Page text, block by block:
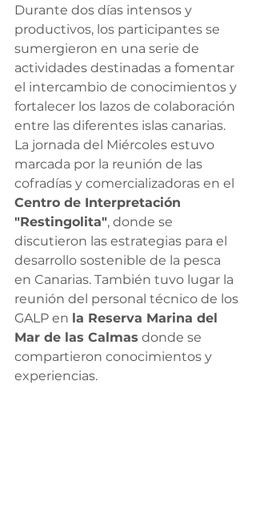
Durante dos días intensos y
productivos, los participantes se
sumergieron en una serie de
actividades destinadas a fomentar
el intercambio de conocimientos y
fortalecer los lazos de colaboración
entre las diferentes islas canarias.
La jornada del Miércoles estuvo
marcada por la reunión de las
cofradías y comercializadoras en el
Centro de Interpretación
"Restingolita", donde se
discutieron las estrategias para el
desarrollo sostenible de la pesca
en Canarias. También tuvo lugar la
reunión del personal técnico de los
GALP en la Reserva Marina del
Mar de las Calmas donde se
compartieron conocimientos y
experiencias.